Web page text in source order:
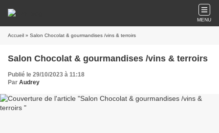
MENU
Accueil » Salon Chocolat & gourmandises /vins & terroirs
Salon Chocolat & gourmandises /vins & terroirs
Publié le 29/10/2023 à 11:18
Par Audrey